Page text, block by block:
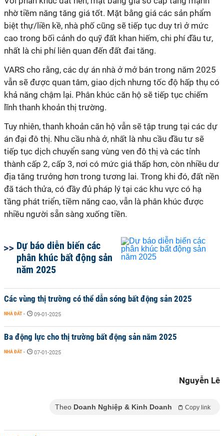
nhờ tiềm năng tăng giá tốt. Mặt bằng giá các sản phẩm
biệt thự/liền kề, nhà phố cũng sẽ tiếp tục duy trì ở mức
cao trong bối cảnh do quỹ đất khan hiếm, chi phí đầu tư,
nhất là chi phí liên quan đến đất đai tăng.
VARS cho rằng, các dự án nhà ở mở bán trong năm 2025
vẫn sẽ được quan tâm, giao dịch nhưng tốc độ hấp thụ có
khả năng chậm lại. Phân khúc căn hộ sẽ tiếp tục chiếm
lĩnh thanh khoản thị trường.
Tuy nhiên, thanh khoản căn hộ vẫn sẽ tập trung tại các dự
án đại đô thị. Nhu cầu nhà ở, nhất là nhu cầu đầu tư sẽ
tiếp tục dịch chuyển sang vùng ven đô thị và các tỉnh
thành cấp 2, cấp 3, nơi có mức giá thấp hơn, còn nhiều dư
địa tăng trưởng hơn trong tương lai. Trong khi đó, đất nền
đã tách thửa, có đầy đủ pháp lý tại các khu vực có hạ
tầng phát triển, tiềm năng cao, vẫn là phân khúc được
nhiều người sẵn sàng xuống tiền.
Dự báo diễn biến các
phân khúc bất động sản
năm 2025
Các vùng thị trường có thể dẫn sóng bất động sản 2025
NHÀ ĐẤT - 09-01-2025
Ba động lực cho thị trường bất động sản năm 2025
NHÀ ĐẤT - 07-01-2025
Nguyễn Lê
Theo Doanh Nghiệp & Kinh Doanh Copy link